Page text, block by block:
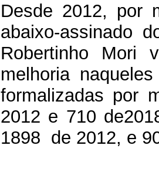
Desde 2012, por
abaixo-assinado
Robertinho Mori
melhoria
formalizadas por
2012 e 710
1898 de 2012, e